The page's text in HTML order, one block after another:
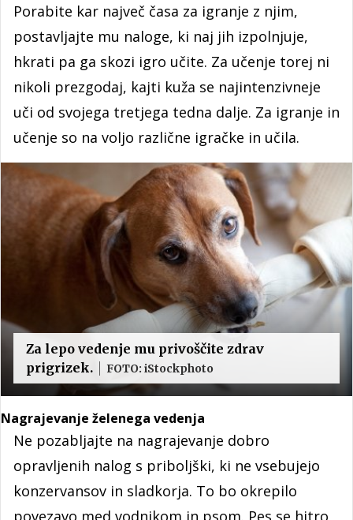
Porabite kar največ časa za igranje z njim,
postavljajte mu naloge, ki naj jih izpolnjuje,
hkrati pa ga skozi igro učite. Za učenje torej ni
nikoli prezgodaj, kajti kuža se najintenzivneje
uči od svojega tretjega tedna dalje. Za igranje in
učenje so na voljo različne igračke in učila.
Za lepo vedenje mu privoščite zdrav
prigrizek.
FOTO: iStockphoto
Nagrajevanje želenega vedenja
Ne pozabljajte na nagrajevanje dobro
opravljenih nalog s priboljški, ki ne vsebujejo
konzervansov in sladkorja. To bo okrepilo
povezavo med vodnikom in psom. Pes se hitro